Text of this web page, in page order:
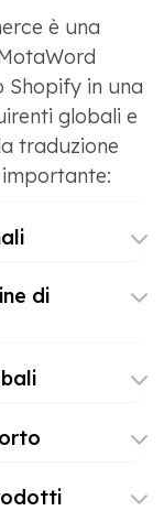
è una
in una
globali e
traduzione
di